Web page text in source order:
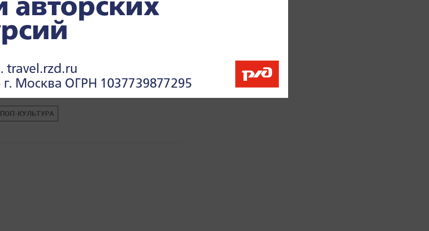
ПОП-КУЛЬТУРА